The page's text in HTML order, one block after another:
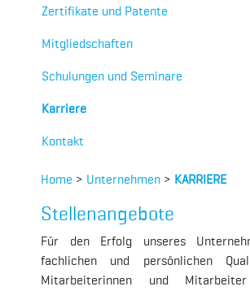
Zertifikate und Patente
Mitgliedschaften
Schulungen und Seminare
Karriere
Kontakt
Home > Unternehmen > KARRIERE
Stellenangebote
Für den Erfolg unseres
fachlichen und persönlichen
Mitarbeiterinnen und